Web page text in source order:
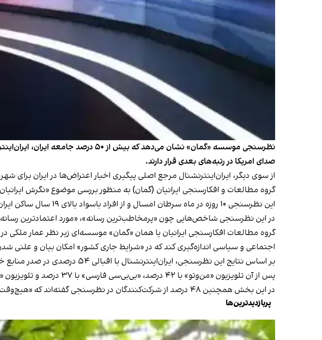
نظرسنجی موسسه «گمان» نشان می‌دهد که
صدای امریکا در رتبه‌های بعدی قرار دارند.
از سوی دیگر، ایران‌اینترنشنال مرجع اصلی پیگیری اخبار اعتراض‌ها در ایران برای
گروه مطالعات و افکارسنجی ایرانیان (گمان) به منظور بررسی موضوع «نگرش ایرانیان به رسانه‌ها در ١٤٠٢» از ۳۸‌هزار و ۴۴۵ پاسخ‌دهنده «داخل
این نظرسنجی ۱۰ روزه در ماه سرطان امسال و از افراد باسواد بالای ۱۹ سال ساکن ایران انجام شده که ۹۰ درصد از جمعیت بزرگسال کشور را شامل می‌شوند.
در این نظرسنجی شاخص‌هایی چون «پرمخاطب‌ترین رسانه»، «مورد اعتمادترین
گروه مطالعات افکارسنجی ایرانیان یا همان «گمان» موسسه‌ای زیر نظر عمار ملکی
اجتماعی و سیاسی اندازه‌گیری کند که در «شرایط جاری کشور» امکان بیان و علنی
بر اساس نتایج این نظرسنجی، ایران‌اینترنشنال با اقبالی ٥٤ درصدی در صدر منابع خبری ایرانیان برای دریافت اطلاعات و اخبار قرار دارد.
پس از آن تلویزیون «من‌و‌تو» با ٤٢ درصد، «بی‌بی‌سی فارسی» با ٣٧ درصد و تلویزیون «صدای امریکا» با ۳۴ درصد بیننده، در رتبه‌های بعدی قرار می‌گیرند.
در این بخش همچنین ۴۸ درصد از شرکت‌کنندگان در نظرسنجی گفته‌اند که «هیچ‌وقت» بیننده یا شنونده برنامه‌های صداوسیمای جمهوری اسلامی نیستند.
پربازدیدترین‌ها